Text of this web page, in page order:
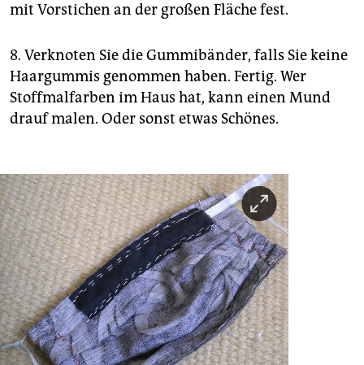
mit Vorstichen an der großen Fläche fest.
8. Verknoten Sie die Gummibänder, falls Sie keine
Haargummis genommen haben. Fertig. Wer
Stoffmalfarben im Haus hat, kann einen Mund
drauf malen. Oder sonst etwas Schönes.